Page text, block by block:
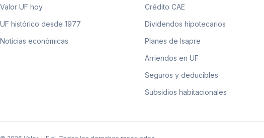
7 de noviembre de 2014
Valor UF hoy
UF histórico desde 1977
Noticias económicas
Crédito CAE
Dividendos hipotecarios
Planes de Isapre
Arriendos en UF
Seguros y deducibles
Subsidios habitacionales